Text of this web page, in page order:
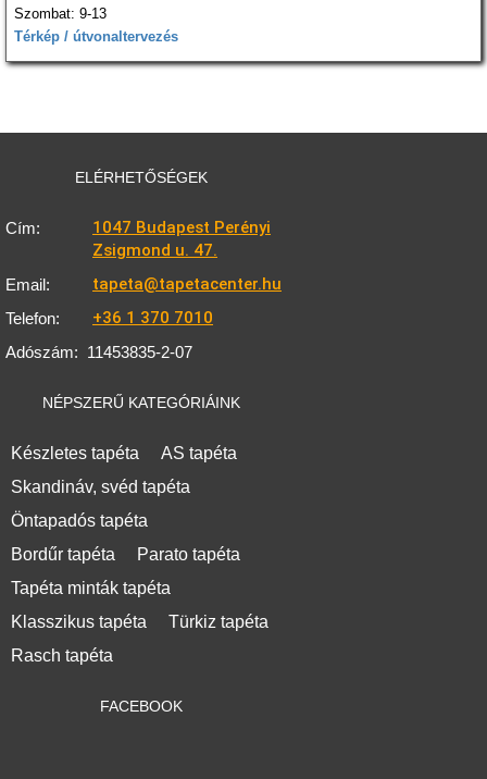
Szombat: 9-13
Térkép / útvonaltervezés
ELÉRHETŐSÉGEK
Cím:
1047 Budapest Perényi
Zsigmond u. 47.
Email: tapeta@tapetacenter.hu
Telefon: +36 1 370 7010
Adószám: 11453835-2-07
NÉPSZERŰ KATEGÓRIÁINK
Készletes tapéta
AS tapéta
Skandináv, svéd tapéta
Öntapadós tapéta
Bordűr tapéta
Parato tapéta
Tapéta minták tapéta
Klasszikus tapéta
Türkiz tapéta
Rasch tapéta
FACEBOOK